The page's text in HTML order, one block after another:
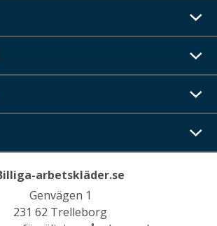
arbetskläder.se
Genvägen 1
231 62 Trelleborg